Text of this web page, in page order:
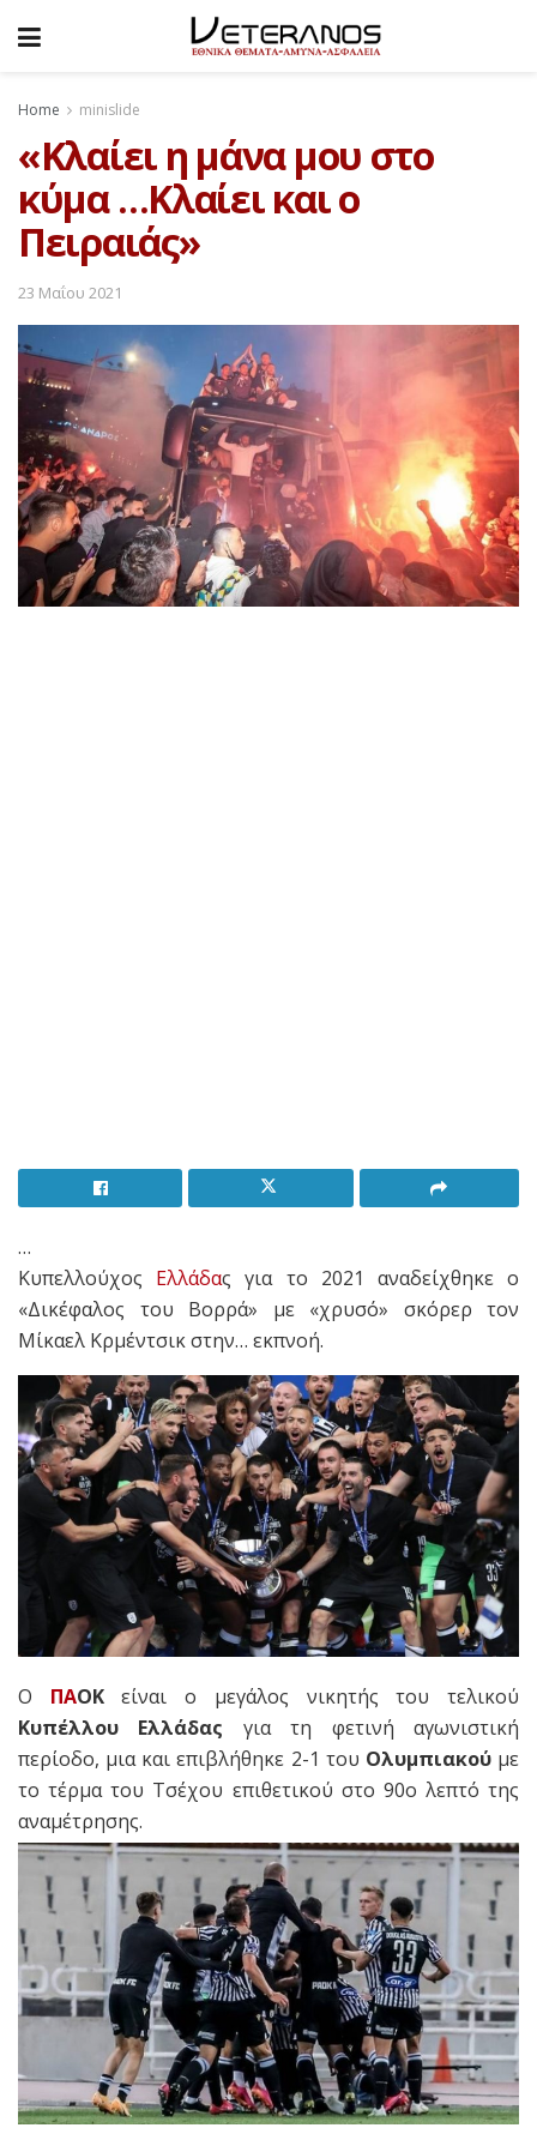
Home minislide
«Κλαίει η μάνα μου στο
κύμα …Κλαίει και ο
Πειραιάς»
23 Μαΐου 2021
…
Κυπελλούχος Ελλάδας για το 2021 αναδείχθηκε ο
«Δικέφαλος του Βορρά» με «χρυσό» σκόρερ τον
Μίκαελ Κρμέντσικ στην… εκπνοή.
Ο ΠΑΟΚείναι ο μεγάλος νικητής του τελικού
Κυπέλλου Ελλάδας για τη φετινή αγωνιστική
περίοδο, μια και επιβλήθηκε 2-1 του Ολυμπιακού με
το τέρμα του Τσέχου επιθετικού στο 90ο λεπτό της
αναμέτρησης.